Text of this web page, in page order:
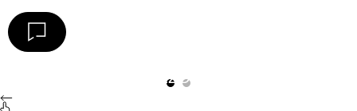
Arezzo